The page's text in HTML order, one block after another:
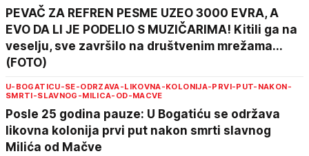
PEVAČ ZA REFREN PESME UZEO 3000 EVRA, A
EVO DA LI JE PODELIO S MUZIČARIMA! Kitili ga na
veselju, sve završilo na društvenim mrežama...
(FOTO)
U-BOGATICU-SE-ODRZAVA-LIKOVNA-KOLONIJA-PRVI-PUT-NAKON-
SMRTI-SLAVNOG-MILICA-OD-MACVE
Posle 25 godina pauze: U Bogatiću se održava
likovna kolonija prvi put nakon smrti slavnog
Milića od Mačve